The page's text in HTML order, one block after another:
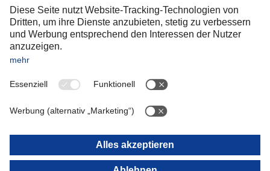
Slovakia
Spain
Sweden
Switzerland
OCEANIA